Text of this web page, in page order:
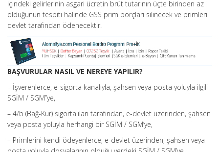
içindeki gelirlerinin asgari ücretin brüt tutarının üçte birinden az
olduğunun tespiti halinde GSS prim borçları silinecek ve primleri
devlet tarafından ödenecektir.
BAŞVURULAR NASIL VE NEREYE YAPILIR?
– İşverenlerce, e-sigorta kanalıyla, şahsen veya posta yoluyla ilgili
SGİM / SGM’’ye,
– 4/b (Bağ-Kur) sigortalıları tarafından, e-devlet üzerinden, şahsen
veya posta yoluyla herhangi bir SGİM / SGM’ye,
– Primlerini kendi ödeyenlerce, e-devlet üzerinden, şahsen veya